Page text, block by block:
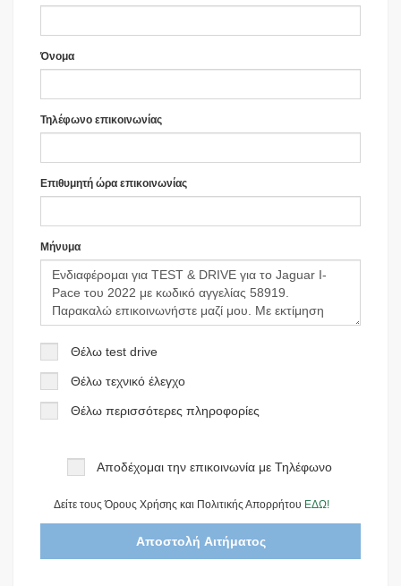
Όνομα
Τηλέφωνο επικοινωνίας
Επιθυμητή ώρα επικοινωνίας
Μήνυμα
Θέλω test drive
Θέλω τεχνικό έλεγχο
Θέλω περισσότερες πληροφορίες
Αποδέχομαι την επικοινωνία με Τηλέφωνο
Δείτε τους Όρους Χρήσης και Πολιτικής Απορρήτου ΕΔΩ!